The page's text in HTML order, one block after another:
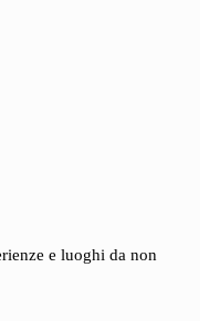
e luoghi da non